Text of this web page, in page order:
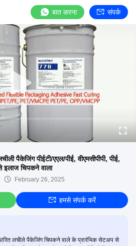
बात करना संपर्क
पैकेजिंग पीईटी/एएल/पीई, वीएमसीपीपी, पीई,
इलाज चिपकने वाला
February 26, 2025
हमसे संपर्क करें
लचीले पैकेजिंग चिपकने वाले के प्रारंभिक सेटअप से